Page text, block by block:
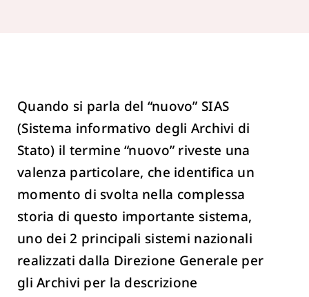
Quando si parla del “nuovo” SIAS
(Sistema informativo degli Archivi di
Stato) il termine “nuovo” riveste una
valenza particolare, che identifica un
momento di svolta nella complessa
storia di questo importante sistema,
uno dei 2 principali sistemi nazionali
realizzati dalla Direzione Generale per
gli Archivi per la descrizione